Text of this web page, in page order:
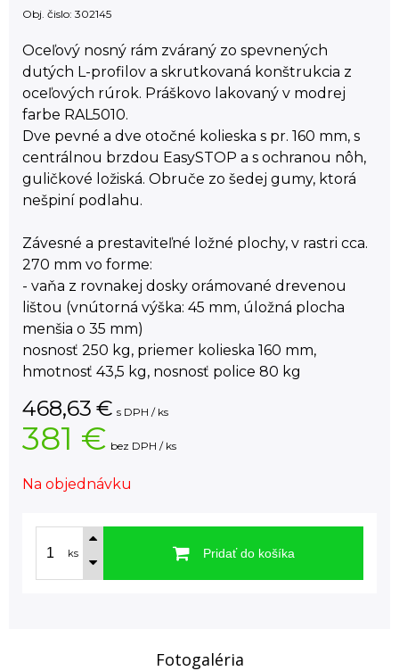
Obj. čislo: 302145
Oceľový nosný rám zváraný zo spevnených
dutých L-profilov a skrutkovaná konštrukcia z
oceľových rúrok. Práškovo lakovaný v modrej
farbe RAL5010.
Dve pevné a dve otočné kolieska s pr. 160 mm, s
centrálnou brzdou EasySTOP a s ochranou nôh,
guličkové ložiská. Obruče zo šedej gumy, ktorá
nešpiní podlahu.
Závesné a prestaviteľné ložné plochy, v rastri cca.
270 mm vo forme:
- vaňa z rovnakej dosky orámované drevenou
lištou (vnútorná výška: 45 mm, úložná plocha
menšia o 35 mm)
nosnosť 250 kg, priemer kolieska 160 mm,
hmotnosť 43,5 kg, nosnosť police 80 kg
468,63 € s DPH / ks
381 € bez DPH / ks
Na objednávku
ks Pridať do košíka
Fotogaléria